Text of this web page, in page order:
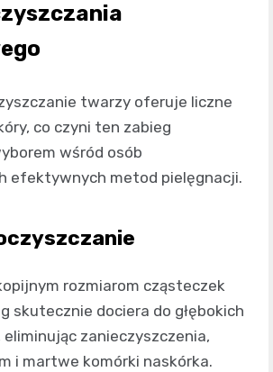
twarzy oferuje liczne
co czyni ten zabieg
wśród osób
efektywnych metod pielęgnacji.
rozmiarom cząsteczek
skutecznie dociera do głębokich
zanieczyszczenia,
i martwe komórki naskórka.